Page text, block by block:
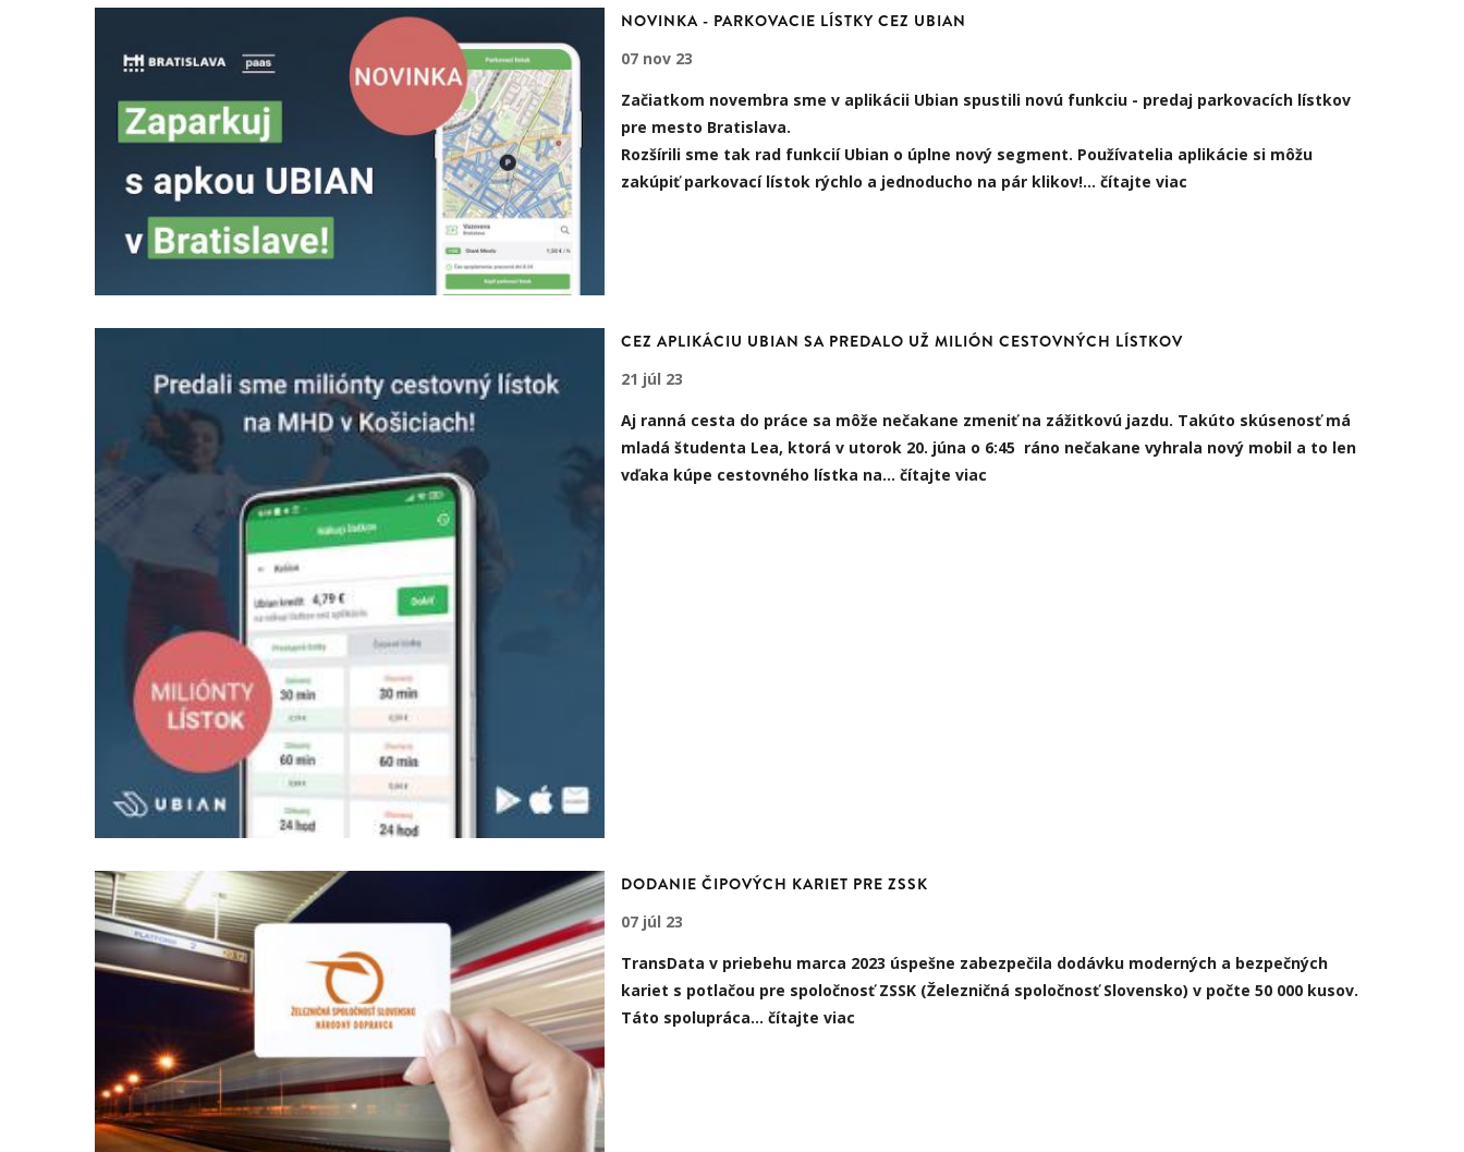
NOVINKA - PARKOVACIE LÍSTKY CEZ UBIAN
07 nov 23
Začiatkom novembra sme v aplikácii Ubian spustili novú funkciu - predaj parkovacích lístkov
pre mesto Bratislava.
Rozšírili sme tak rad funkcií Ubian o úplne nový segment. Používatelia aplikácie si môžu
zakúpiť parkovací lístok rýchlo a jednoducho na pár klikov!… čítajte viac
CEZ APLIKÁCIU UBIAN SA PREDALO UŽ MILIÓN CESTOVNÝCH LÍSTKOV
21 júl 23
Aj ranná cesta do práce sa môže nečakane zmeniť na zážitkovú jazdu. Takúto skúsenosť má
mladá študenta Lea, ktorá v utorok 20. júna o 6:45 ráno nečakane vyhrala nový mobil a to len
vďaka kúpe cestovného lístka na… čítajte viac
DODANIE ČIPOVÝCH KARIET PRE ZSSK
07 júl 23
TransData v priebehu marca 2023 úspešne zabezpečila dodávku moderných a bezpečných
kariet s potlačou pre spoločnosť ZSSK (Železničná spoločnosť Slovensko) v počte 50 000 kusov.
Táto spolupráca… čítajte viac